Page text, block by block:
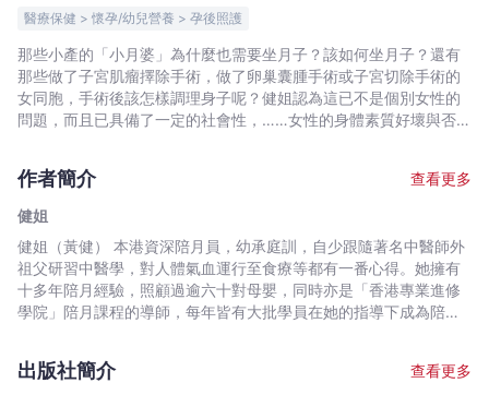
水
健
姐
-
宇
｜
Bookniverse
醫療保健 > 懷孕/幼兒營養 > 孕後照護
那些小產的「小月婆」為什麼也需要坐月子？該如何坐月子？還有
那些做了子宮肌瘤擇除手術，做了卵巢囊腫手術或子宮切除手術的
女同胞，手術後該怎樣調理身子呢？健姐認為這已不是個別女性的
問題，而且已具備了一定的社會性，……女性的身體素質好壞與否對
地用自己有限的知識與讀者們分享如何坐小月子的一些心得，同時
亦希望這些問題能引起社會的關注和重視。本書包括了九十道坐小
月子的湯水食療！
作者簡介
查看更多
健姐
健姐（黃健） 本港資深陪月員，幼承庭訓，自少跟隨著名中醫師外
祖父研習中醫學，對人體氣血運行至食療等都有一番心得。她擁有
十多年陪月經驗，照顧過逾六十對母嬰，同時亦是「香港專業進修
學院」陪月課程的導師，每年皆有大批學員在她的指導下成為陪月
分娩的母親外，健姐最疼心的，便是她自己的兒子。
出版社簡介 查看更多